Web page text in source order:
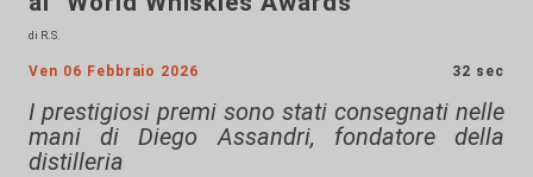
di R.S.
Ven 06 Febbraio 2026 32 sec
I prestigiosi premi sono stati consegnati nelle
mani di Diego Assandri, fondatore della
distilleria